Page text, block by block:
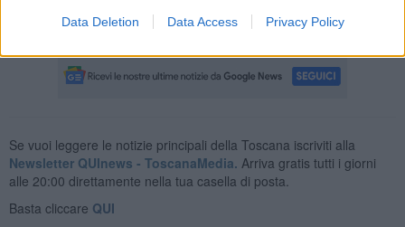
Data Deletion Data Access Privacy Policy
aperta a tutti”.
Se vuoi leggere le notizie principali della Toscana iscriviti alla
Newsletter QUInews - ToscanaMedia. Arriva gratis tutti i giorni
alle 20:00 direttamente nella tua casella di posta.
Basta cliccare QUI